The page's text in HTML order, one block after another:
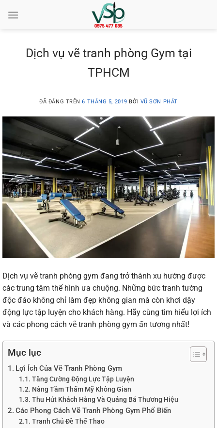
đến
Dịch vụ vẽ tranh phòng Gym tại
TPHCM
ĐÃ ĐĂNG TRÊN6 THÁNG 5, 2019 BỞI VŨ SƠN PHÁT
Dịch vụ vẽ tranh phòng gym đang trở thành xu hướng được
các trung tâm thể hình ưa chuộng. Những bức tranh tường
độc đáo không chỉ làm đẹp không gian mà còn khơi dậy
động lực tập luyện cho khách hàng. Hãy cùng tìm hiểu lợi ích
và các phong cách vẽ tranh phòng gym ấn tượng nhất!
Mục lục
Lợi Ích Của Vẽ Tranh Phòng Gym
Tăng Cường Động Lực Tập Luyện
Nâng Tầm Thẩm Mỹ Không Gian
Thu Hút Khách Hàng Và Quảng Bá Thương Hiệu
Các Phong Cách Vẽ Tranh Phòng Gym Phổ Biến
Tranh Chủ Đề Thể Thao